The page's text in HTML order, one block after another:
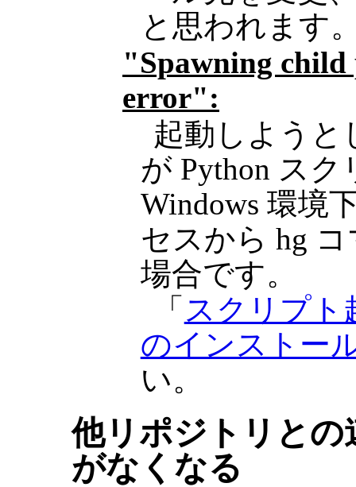
と思われます
"Spawning child
error":
起動しようと
が Python ス
Windows 環境
セスから hg
場合です。
「 スクリプト
のインストー
い。
他リポジトリとの
がなくなる